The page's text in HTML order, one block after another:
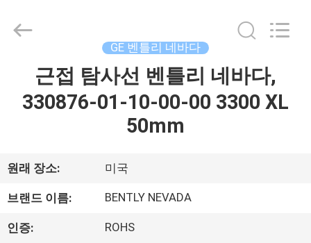
우
리
2026
GREAT
Reserved.
GE 벤틀리 네바다
근접 탐사선 벤틀리 네바다,
330876-01-10-00-00 3300 XL
50mm
원래 장소: 미국
브랜드 이름: BENTLY NEVADA
인증: ROHS